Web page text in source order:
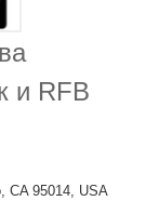
и RFB
CA 95014, USA